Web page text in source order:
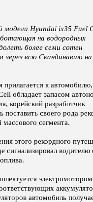
модели Hyundai ix35 Fuel
на водородных
более семи сотен
всю Скандинавию
к автомобилю,
обладает запасом
корейский разработчик
поставить своего рода
сегмента.
этого рекордного
сигнализировал водителю
электромотором
автомобиль